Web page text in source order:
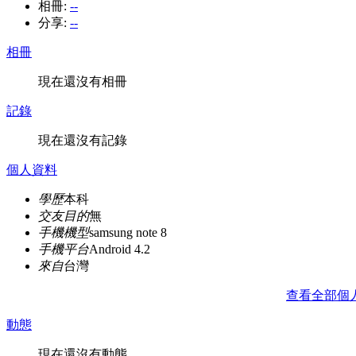
相冊: --
分享: --
相冊
現在還沒有相冊
記錄
現在還沒有記錄
個人資料
學歷本科
交友目的無
手機機型samsung note 8
手機平台Android 4.2
來自台灣
查看全部個
動態